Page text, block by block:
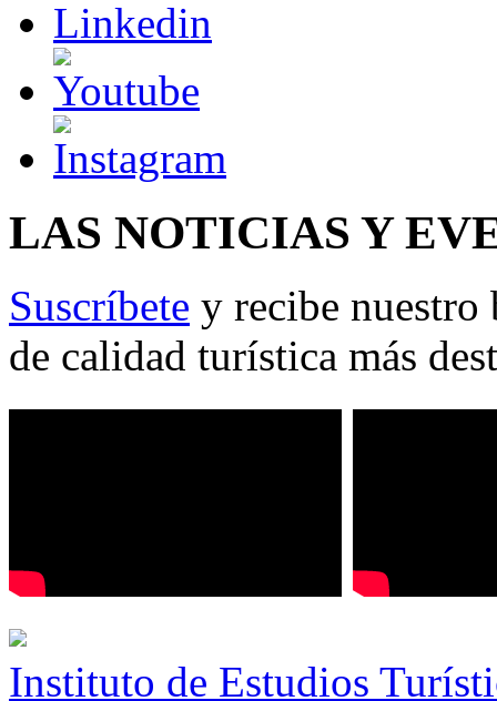
LAS NOTICIAS Y
Suscríbete y recibe nuestro
de calidad turística más
Instituto de Estudios